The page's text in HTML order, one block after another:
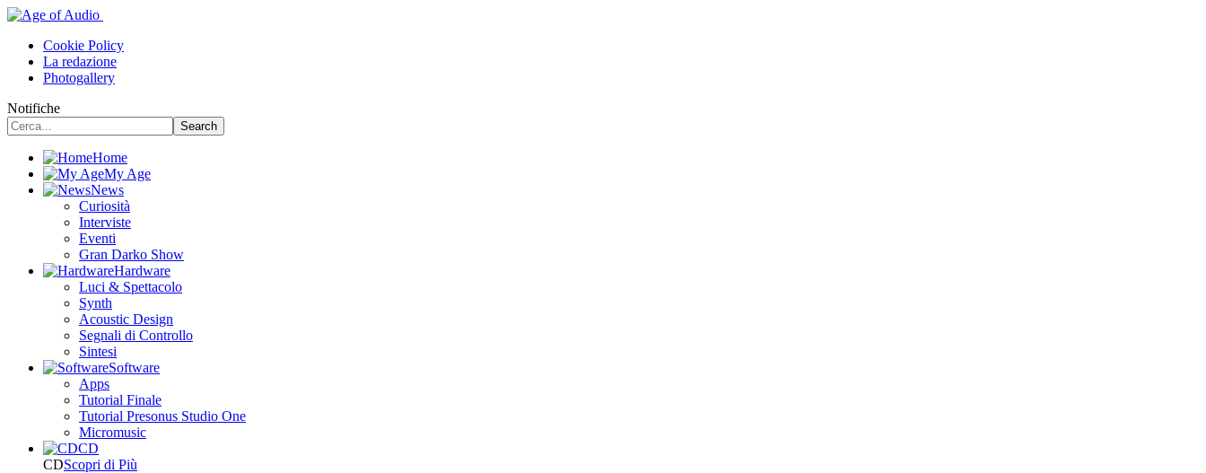
Cookie Policy
La redazione
Photogallery
Notifiche
Home
My Age
News
Curiosità
Interviste
Eventi
Gran Darko Show
Hardware
Luci & Spettacolo
Synth
Acoustic Design
Segnali di Controllo
Sintesi
Software
Apps
Tutorial Finale
Tutorial Presonus Studio One
Micromusic
CD
CDScopri di Più